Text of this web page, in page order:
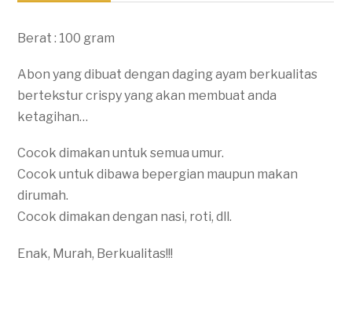
Berat : 100 gram
Abon yang dibuat dengan daging ayam berkualitas
bertekstur crispy yang akan membuat anda
ketagihan…
Cocok dimakan untuk semua umur.
Cocok untuk dibawa bepergian maupun makan
dirumah.
Cocok dimakan dengan nasi, roti, dll.
Enak, Murah, Berkualitas!!!